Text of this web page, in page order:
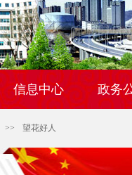
信息中心 政务
>> 望花好人